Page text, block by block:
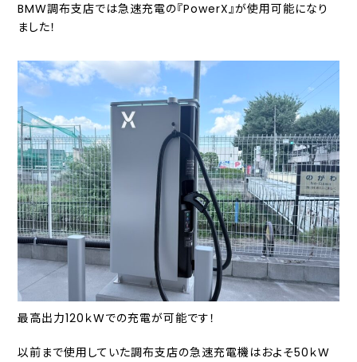
BMW調布支店では急速充電の『PowerX』が使用可能になり
ました！
最高出力120ｋWでの充電が可能です！
以前まで使用していた調布支店の急速充電機はおよそ50ｋW